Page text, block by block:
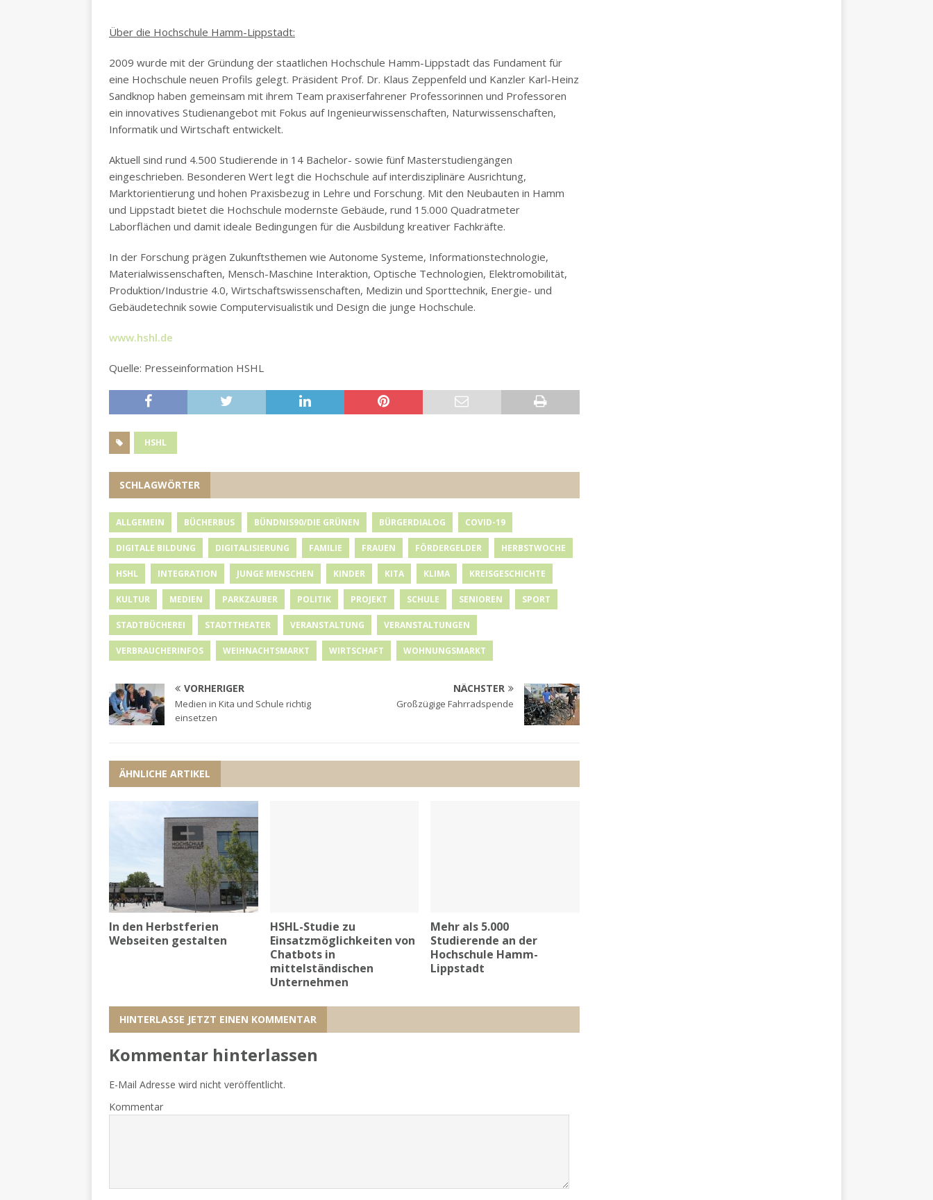
Über die Hochschule Hamm-Lippstadt:
2009 wurde mit der Gründung der staatlichen Hochschule Hamm-Lippstadt das Fundament für
eine Hochschule neuen Profils gelegt. Präsident Prof. Dr. Klaus Zeppenfeld und Kanzler Karl-Heinz
Sandknop haben gemeinsam mit ihrem Team praxiserfahrener Professorinnen und Professoren
ein innovatives Studienangebot mit Fokus auf Ingenieurwissenschaften, Naturwissenschaften,
Informatik und Wirtschaft entwickelt.
Aktuell sind rund 4.500 Studierende in 14 Bachelor- sowie fünf Masterstudiengängen
eingeschrieben. Besonderen Wert legt die Hochschule auf interdisziplinäre Ausrichtung,
Marktorientierung und hohen Praxisbezug in Lehre und Forschung. Mit den Neubauten in Hamm
und Lippstadt bietet die Hochschule modernste Gebäude, rund 15.000 Quadratmeter
Laborflächen und damit ideale Bedingungen für die Ausbildung kreativer Fachkräfte.
In der Forschung prägen Zukunftsthemen wie Autonome Systeme, Informationstechnologie,
Materialwissenschaften, Mensch-Maschine Interaktion, Optische Technologien, Elektromobilität,
Produktion/Industrie 4.0, Wirtschaftswissenschaften, Medizin und Sporttechnik, Energie- und
Gebäudetechnik sowie Computervisualistik und Design die junge Hochschule.
www.hshl.de
Quelle: Presseinformation HSHL
HSHL
SCHLAGWÖRTER
ALLGEMEIN BÜCHERBUS BÜNDNIS90/DIE GRÜNEN BÜRGERDIALOG COVID-19
DIGITALE BILDUNG DIGITALISIERUNG FAMILIE FRAUEN FÖRDERGELDER HERBSTWOCHE
HSHL INTEGRATION JUNGE MENSCHEN KINDER KITA KLIMA KREISGESCHICHTE
KULTUR MEDIEN PARKZAUBER POLITIK PROJEKT SCHULE SENIOREN SPORT
STADTBÜCHEREI STADTTHEATER VERANSTALTUNG VERANSTALTUNGEN
VERBRAUCHERINFOS WEIHNACHTSMARKT WIRTSCHAFT WOHNUNGSMARKT
VORHERIGER
Medien in Kita und Schule richtig
einsetzen
NÄCHSTER
Großzügige Fahrradspende
ÄHNLICHE ARTIKEL
In den Herbstferien
Webseiten gestalten
HSHL-Studie zu
Einsatzmöglichkeiten von
Chatbots in
mittelständischen
Unternehmen
Mehr als 5.000
Studierende an der
Hochschule Hamm-
Lippstadt
HINTERLASSE JETZT EINEN KOMMENTAR
Kommentar hinterlassen
E-Mail Adresse wird nicht veröffentlicht.
Kommentar